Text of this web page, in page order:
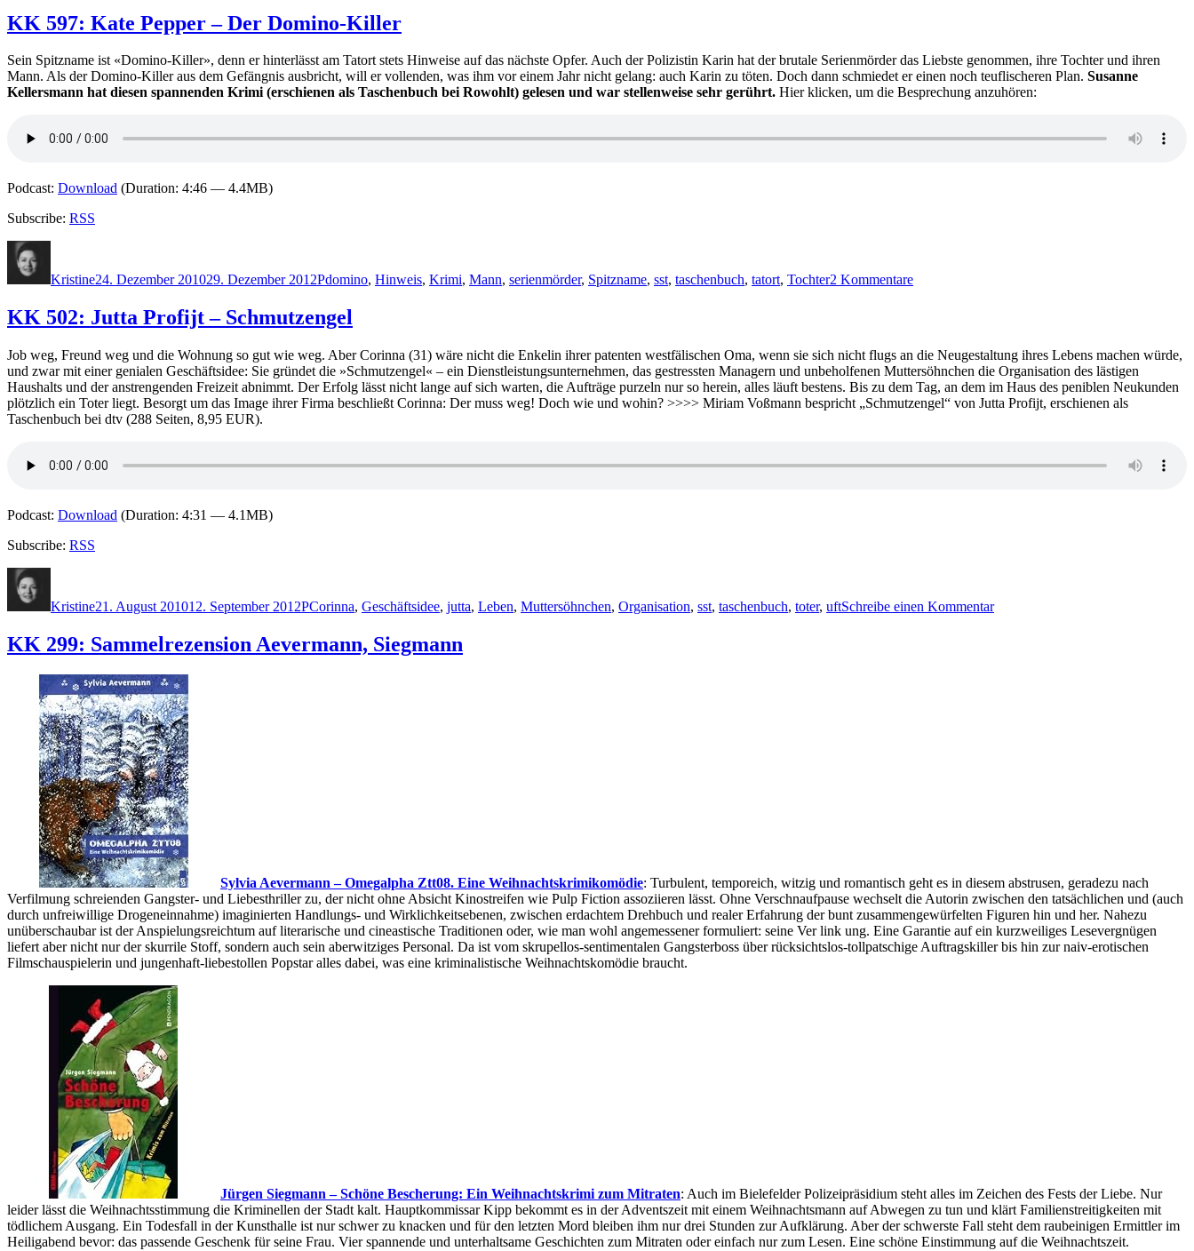
Beute
(Audio)
KK 597: Kate Pepper – Der Domino-Killer
Sein Spitzname ist «Domino-Killer», denn er hinterlässt am Tatort stets Hinweise auf das nächste Opfer. Auch der Polizistin Karin hat der brutale Serienmörder das Liebste genommen, ihre Tochter und ihren
Mann. Als der Domino-Killer aus dem Gefängnis ausbricht, will er vollenden, was ihm vor einem Jahr nicht gelang: auch Karin zu töten. Doch dann schmiedet er einen noch teuflischeren Plan. Susanne
Kellersmann hat diesen spannenden Krimi (erschienen als Taschenbuch bei Rowohlt) gelesen und war stellenweise sehr gerührt. Hier klicken, um die Besprechung anzuhören:
Podcast: Download (Duration: 4:46 — 4.4MB)
Subscribe: RSS
Kristine24. Dezember 201029. Dezember 2012Pdomino, Hinweis, Krimi, Mann, serienmörder, Spitzname, sst, taschenbuch, tatort, Tochter2 Kommentare597:
Domino-
Killer
KK 502: Jutta Profijt – Schmutzengel
Job weg, Freund weg und die Wohnung so gut wie weg. Aber Corinna (31) wäre nicht die Enkelin ihrer patenten westfälischen Oma, wenn sie sich nicht flugs an die Neugestaltung ihres Lebens machen würde,
und zwar mit einer genialen Geschäftsidee: Sie gründet die »Schmutzengel« – ein Dienstleistungsunternehmen, das gestressten Managern und unbeholfenen Muttersöhnchen die Organisation des lästigen
Haushalts und der anstrengenden Freizeit abnimmt. Der Erfolg lässt nicht lange auf sich warten, die Aufträge purzeln nur so herein, alles läuft bestens. Bis zu dem Tag, an dem im Haus des peniblen Neukunden
plötzlich ein Toter liegt. Besorgt um das Image ihrer Firma beschließt Corinna: Der muss weg! Doch wie und wohin? >>>> Miriam Voßmann bespricht „Schmutzengel“ von Jutta Profijt, erschienen als
Taschenbuch bei dtv (288 Seiten, 8,95 EUR).
Podcast: Download (Duration: 4:31 — 4.1MB)
Subscribe: RSS
Kristine21. August 201012. September 2012PCorinna, Geschäftsidee, jutta, Leben, Muttersöhnchen, Organisation, sst, taschenbuch, toter, uftSchreibe einen Kommentar502:
KK 299: Sammelrezension Aevermann, Siegmann
Sylvia Aevermann – Omegalpha Ztt08. Eine Weihnachtskrimikomödie: Turbulent, temporeich, witzig und romantisch geht es in diesem abstrusen, geradezu nach
Verfilmung schreienden Gangster- und Liebesthriller zu, der nicht ohne Absicht Kinostreifen wie Pulp Fiction assoziieren lässt. Ohne Verschnaufpause wechselt die Autorin zwischen den tatsächlichen und (auch
durch unfreiwillige Drogeneinnahme) imaginierten Handlungs- und Wirklichkeitsebenen, zwischen erdachtem Drehbuch und realer Erfahrung der bunt zusammengewürfelten Figuren hin und her. Nahezu
unüberschaubar ist der Anspielungsreichtum auf literarische und cineastische Traditionen oder, wie man wohl angemessener formuliert: seine Ver link ung. Eine Garantie auf ein kurzweiliges Lesevergnügen
liefert aber nicht nur der skurrile Stoff, sondern auch sein aberwitziges Personal. Da ist vom skrupellos-sentimentalen Gangsterboss über rücksichtslos-tollpatschige Auftragskiller bis hin zur naiv-erotischen
Filmschauspielerin und jungenhaft-liebestollen Popstar alles dabei, was eine kriminalistische Weihnachtskomödie braucht.
Jürgen Siegmann – Schöne Bescherung: Ein Weihnachtskrimi zum Mitraten: Auch im Bielefelder Polizeipräsidium steht alles im Zeichen des Fests der Liebe. Nur
leider lässt die Weihnachtsstimmung die Kriminellen der Stadt kalt. Hauptkommissar Kipp bekommt es in der Adventszeit mit einem Weihnachtsmann auf Abwegen zu tun und klärt Familienstreitigkeiten mit
tödlichem Ausgang. Ein Todesfall in der Kunsthalle ist nur schwer zu knacken und für den letzten Mord bleiben ihm nur drei Stunden zur Aufklärung. Aber der schwerste Fall steht dem raubeinigen Ermittler im
Heiligabend bevor: das passende Geschenk für seine Frau. Vier spannende und unterhaltsame Geschichten zum Mitraten oder einfach nur zum Lesen. Eine schöne Einstimmung auf die Weihnachtszeit.